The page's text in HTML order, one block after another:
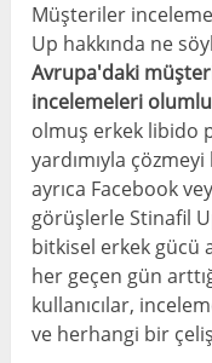
Müşteriler
Up hakkında ne
Avrupa'daki
incelemeleri olumlu
olmuş erkek libido
yardımıyla
ayrıca Facebook
görüşlerle Stinafil
bitkisel erkek gücü
her geçen gün
kullanıcılar,
ve herhangi bir